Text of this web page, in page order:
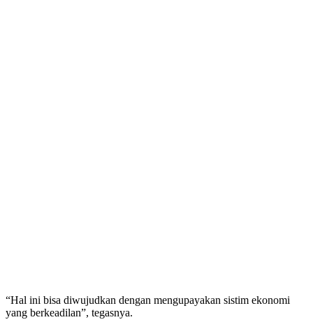
“Hal ini bisa diwujudkan dengan mengupayakan sistim ekonomi
yang berkeadilan”, tegasnya.